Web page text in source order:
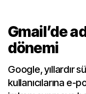
Gmail’de
dönemi
Google, yıllardır
kullanıcılarına